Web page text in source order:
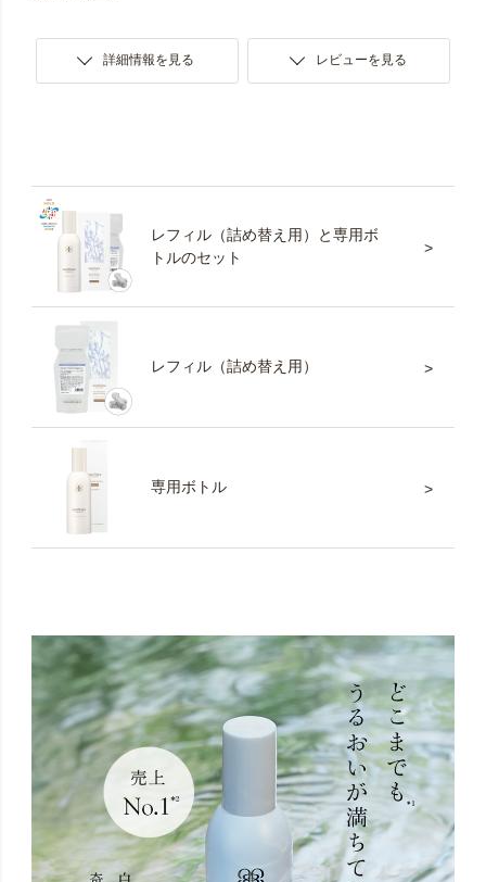
詳細情報を見る レビューを見る
レフィル（詰め替え用）と専用ボ
トルのセット
レフィル（詰め替え用）
専用ボトル